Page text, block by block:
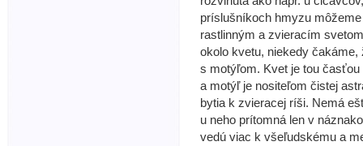
príslušníkoch hmyzu
rastlinným a zvieracím
okolo kvetu, niekedy
s motýľom. Kvet je tou
a motýľ je nositeľom čistej
bytia k zvieracej ríši. Nemá
u neho prítomná len v
vedú viac k všeľudskému a